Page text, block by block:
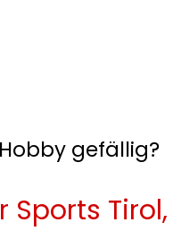
gefällig?
Sports Tirol,